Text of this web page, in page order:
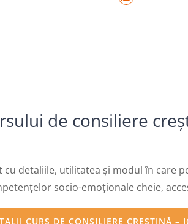
de consiliere
cu detaliile, utilitatea și modul în care
socio-emoționale cheie,
CURS DE CONSILIERE CREȘTINĂ –